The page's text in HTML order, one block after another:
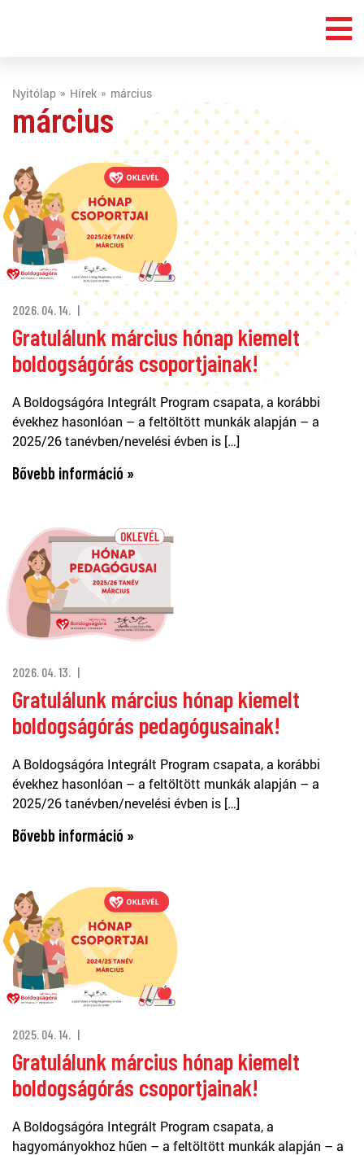
Nyitólap Hírek március
március
2026. 04. 14.
Gratulálunk március hónap kiemelt
boldogságórás csoportjainak!
A Boldogságóra Integrált Program csapata, a korábbi
évekhez hasonlóan – a feltöltött munkák alapján – a
2025/26 tanévben/nevelési évben is […]
Bővebb információ »
2026. 04. 13.
Gratulálunk március hónap kiemelt
boldogságórás pedagógusainak!
A Boldogságóra Integrált Program csapata, a korábbi
évekhez hasonlóan – a feltöltött munkák alapján – a
2025/26 tanévben/nevelési évben is […]
Bővebb információ »
2025. 04. 14.
Gratulálunk március hónap kiemelt
boldogságórás csoportjainak!
A Boldogságóra Integrált Program csapata, a
hagyományokhoz hűen – a feltöltött munkák alapján – a